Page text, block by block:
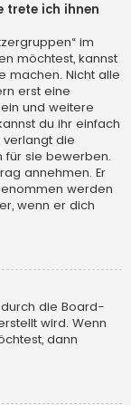
trete ich ihnen
im
möchtest, kannst
machen. Nicht alle
erst eine
und weitere
du ihr einfach
die
für sie bewerben.
annehmen. Er
werden
wenn er dich
die Board-
wird. Wenn
dann